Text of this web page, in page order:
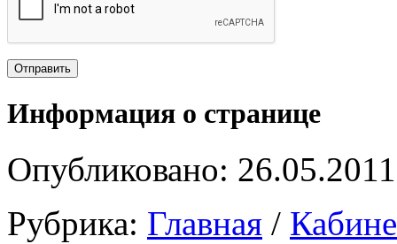
Информация о странице
Опубликовано: 26.05.2011
Рубрика: Главная /